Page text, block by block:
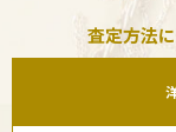
査定方法